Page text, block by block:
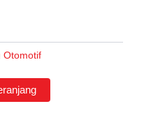
Otomotif